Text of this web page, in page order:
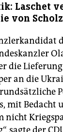
Laschet
von Scholz
die
an die
mit Bedacht
nicht